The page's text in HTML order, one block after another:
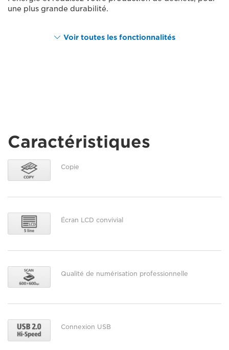
une plus grande durabilité.
Voir toutes les fonctionnalités
Caractéristiques
Copie
Écran LCD convivial
Qualité de numérisation professionnelle
Connexion USB